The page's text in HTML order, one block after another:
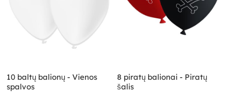
10 baltų balionų - Vienos
spalvos
8 piratų balionai - Piratų
šalis